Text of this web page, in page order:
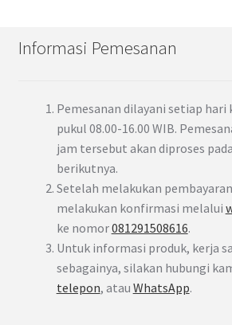
Informasi Pemesanan
Pemesanan dilayani setiap
pukul 08.00-16.00 WIB.
jam tersebut akan diproses
berikutnya.
Setelah melakukan
melakukan konfirmasi melalui
ke nomor081291508616.
Untuk informasi produk, kerja
sebagainya, silakan hubungi
telepon, atau WhatsApp.